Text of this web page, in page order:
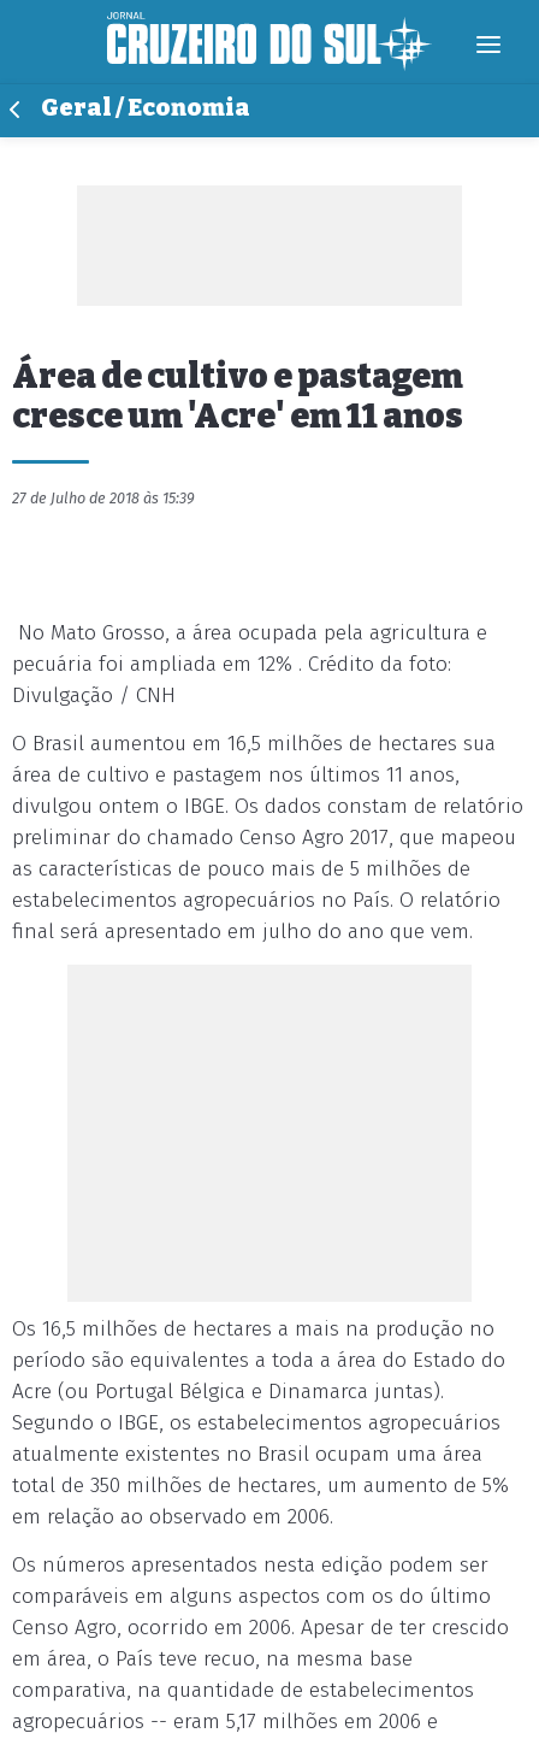
Geral / Economia
Área de cultivo e pastagem
cresce um 'Acre' em 11 anos
27 de Julho de 2018 às 15:39
No Mato Grosso, a área ocupada pela agricultura e
pecuária foi ampliada em 12% . Crédito da foto:
Divulgação / CNH
O Brasil aumentou em 16,5 milhões de hectares sua
área de cultivo e pastagem nos últimos 11 anos,
divulgou ontem o IBGE. Os dados constam de relatório
preliminar do chamado Censo Agro 2017, que mapeou
as características de pouco mais de 5 milhões de
estabelecimentos agropecuários no País. O relatório
final será apresentado em julho do ano que vem.
Os 16,5 milhões de hectares a mais na produção no
período são equivalentes a toda a área do Estado do
Acre (ou Portugal Bélgica e Dinamarca juntas).
Segundo o IBGE, os estabelecimentos agropecuários
atualmente existentes no Brasil ocupam uma área
total de 350 milhões de hectares, um aumento de 5%
em relação ao observado em 2006.
Os números apresentados nesta edição podem ser
comparáveis em alguns aspectos com os do último
Censo Agro, ocorrido em 2006. Apesar de ter crescido
em área, o País teve recuo, na mesma base
comparativa, na quantidade de estabelecimentos
agropecuários -- eram 5,17 milhões em 2006 e